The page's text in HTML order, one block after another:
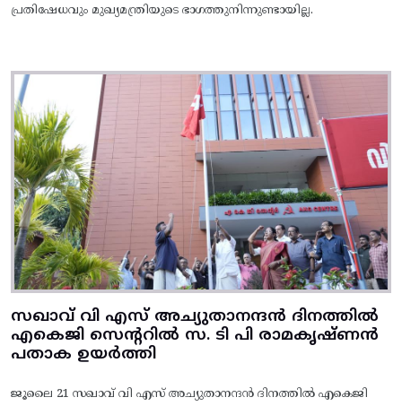
പ്രതിഷേധവും മുഖ്യമന്ത്രിയുടെ ഭാഗത്തുനിന്നുണ്ടായില്ല.
സഖാവ് വി എസ് അച്യുതാനന്ദൻ ദിനത്തിൽ
എകെജി സെന്ററിൽ സ. ടി പി രാമകൃഷ്‌ണൻ
പതാക ഉയർത്തി
ജൂലൈ 21 സഖാവ് വി എസ് അച്യുതാനന്ദൻ ദിനത്തിൽ എകെജി